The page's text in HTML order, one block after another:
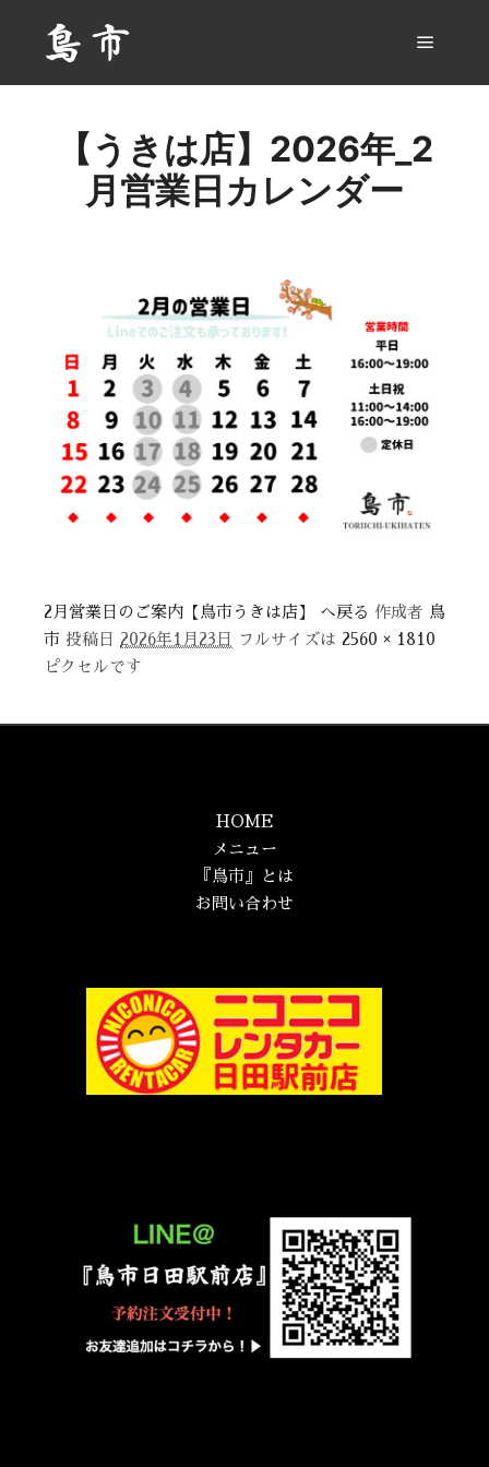
【うきは店】2026年_2
月営業日カレンダー
2月営業日のご案内【鳥市うきは店】 へ戻る 作成者 鳥
市 投稿日 2026年1月23日 フルサイズは 2560 × 1810
ピクセルです
HOME
メニュー
『鳥市』とは
お問い合わせ